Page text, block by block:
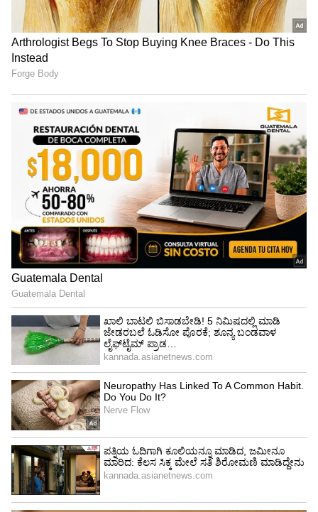
ಇಳಿಕೆಕಳೆದ
ಹೌದು, 24 ಕ್ಯಾರಟ್ 10 ಗ್ರಾಮ್ ಚಿನ್ನದ ಬೆಲೆಯಲ್ಲಿ
ಬರೋಬ್ಬರಿ 770 ರುಪಾಯಿ ಇಳಿಕೆಯಾಗಿದೆ. ಇದರೊಂದಿಗೆ
ಒಂದು ಗ್ರಾಮ್ 24 ಕ್ಯಾರಟ್ ಚಿನ್ನದ ಬೆಲೆ 14,449
ರುಪಾಯಿಗಳಾಗಿದೆ. ಕಳೆದ ಐದು ದಿನಗಳಲ್ಲಿ 24 ಕ್ಯಾರಟ್ 10
ಗ್ರಾಮ್ ಚಿನ್ನದ ಬೆಲೆಯಲ್ಲಿ ಬರೋಬ್ಬರಿ 2240 ರುಪಾಯಿ
ಇಳಿಕೆಯಾಗಿದೆ.
4
6